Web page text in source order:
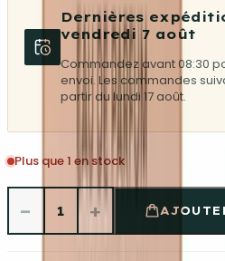
Dernières
vendredi 7 août
Commandez avant 08:30
envoi. Les commandes
partir du lundi 17 août.
Plus que 1 en stock
− 1 +